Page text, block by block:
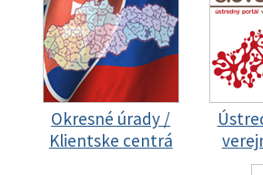
Okresné úrady /
Klientske centrá